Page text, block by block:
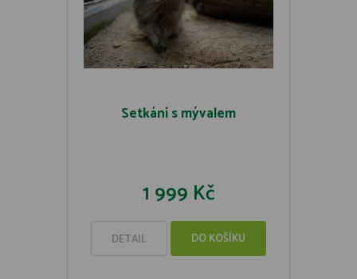
Setkání s mývalem
1 999 Kč
DETAIL DO KOŠÍKU